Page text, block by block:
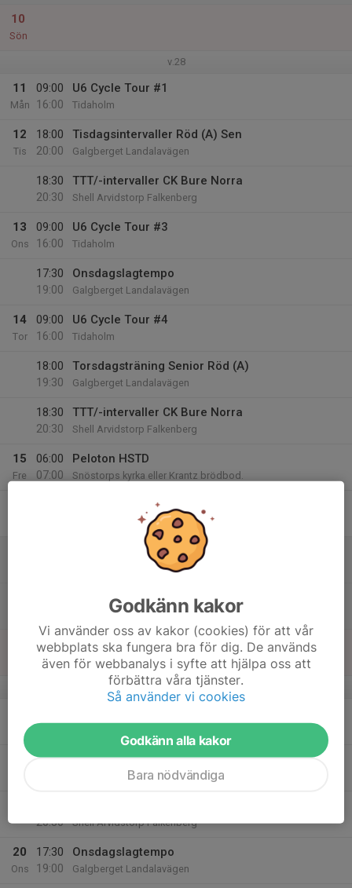
10
Sön
v.28
11
Mån
09:00
16:00
U6 Cycle Tour #1
Tidaholm
12
Tis
18:00
20:00
Tisdagsintervaller Röd (A) Sen
Galgberget Landalavägen
18:30
20:30
TTT/-intervaller CK Bure Norra
Shell Arvidstorp Falkenberg
13
Ons
09:00
16:00
U6 Cycle Tour #3
Tidaholm
17:30
19:00
Onsdagslagtempo
Galgberget Landalavägen
14
Tor
09:00
16:00
U6 Cycle Tour #4
Tidaholm
18:00
19:30
Torsdagsträning Senior Röd (A)
Galgberget Landalavägen
18:30
20:30
TTT/-intervaller CK Bure Norra
Shell Arvidstorp Falkenberg
15
Fre
06:00
07:00
Peloton HSTD
Snöstorps kyrka eller Krantz brödbod.
U6 Cycle Tour #5
U6 Cycle Tour #6
Distans Senior (A)
Galgberget Landalavägen
v.29
Mån
18:00
Tisdagsintervaller Röd (A) Sen
Galgberget Landalavägen
20:30
Shell Arvidstorp Falkenberg
20
Ons
17:30
19:00
Onsdagslagtempo
Galgberget Landalavägen
Godkänn kakor
Vi använder oss av kakor (cookies) för att vår
webbplats ska fungera bra för dig. De används
även för webbanalys i syfte att hjälpa oss att
förbättra våra tjänster.
Så använder vi cookies
Godkänn alla kakor
Bara nödvändiga